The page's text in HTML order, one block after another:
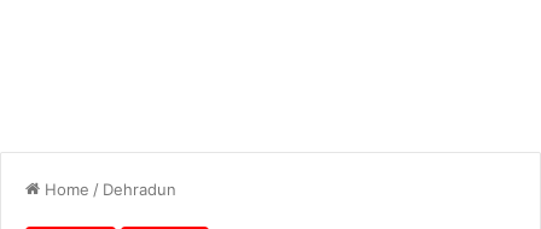
Home / Dehradun